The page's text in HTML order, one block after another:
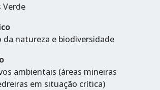
Verde
da natureza e biodiversidade
ambientais (áreas mineiras
em situação crítica)